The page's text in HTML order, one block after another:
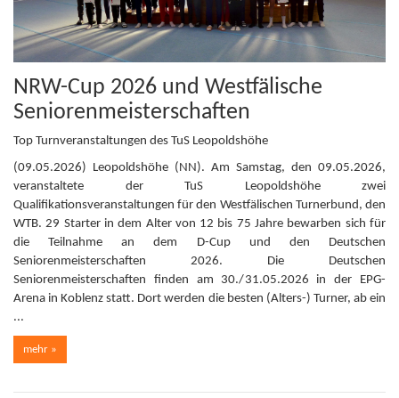
NRW-Cup 2026 und Westfälische
Seniorenmeisterschaften
Top Turnveranstaltungen des TuS Leopoldshöhe
(09.05.2026) Leopoldshöhe (NN). Am Samstag, den 09.05.2026,
veranstaltete der TuS Leopoldshöhe zwei
Qualifikationsveranstaltungen für den Westfälischen Turnerbund, den
WTB. 29 Starter in dem Alter von 12 bis 75 Jahre bewarben sich für
die Teilnahme an dem D-Cup und den Deutschen
Seniorenmeisterschaften 2026. Die Deutschen
Seniorenmeisterschaften finden am 30./31.05.2026 in der EPG-
Arena in Koblenz statt. Dort werden die besten (Alters-) Turner, ab ein
...
mehr »